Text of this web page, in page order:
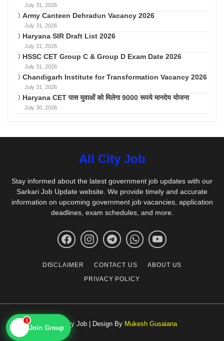
July 31, 2026
Army Canteen Dehradun Vacancy 2026
July 31, 2026
Haryana SIR Draft List 2026
July 31, 2026
HSSC CET Group C & Group D Exam Date 2026
July 31, 2026
Chandigarh Institute for Transformation Vacancy 2026
July 31, 2026
Haryana CET पास युवाओं को मिलेगा 9000 रूपये मानदेय योजना
July 30, 2026
All City Job
Stay informed about the latest government job updates with our
Sarkari Job Update website. We provide timely and accurate
information on upcoming government job vacancies, application
deadlines, exam schedules, and more.
DISCLAIMER CONTACT US
ABOUT US
PRIVACY POLICY
© All City Job | Design By Mukesh Gusaiana
1
Join Group